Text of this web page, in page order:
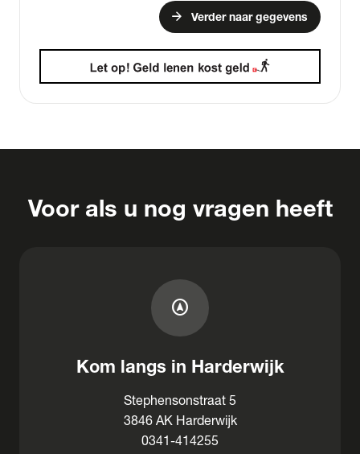
arrow_forward Verder naar gegevens
Voor als u nog vragen heeft
assistant_navigation
Kom langs in Harderwijk
Stephensonstraat 5
3846 AK Harderwijk
0341-414255